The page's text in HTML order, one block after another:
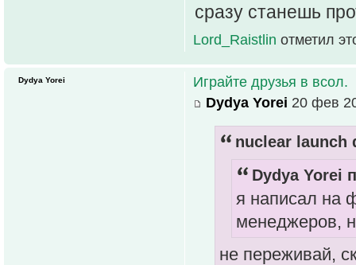
сразу станешь
Lord_Raistlin отметил
Играйте друзья в всол.
Dydya Yorei 20 фев
nuclear launch
Dydya Yorei
я написал на
менеджеров,
не переживай,
Dydya Yorei